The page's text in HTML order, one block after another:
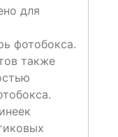
для
фотобокса.
также